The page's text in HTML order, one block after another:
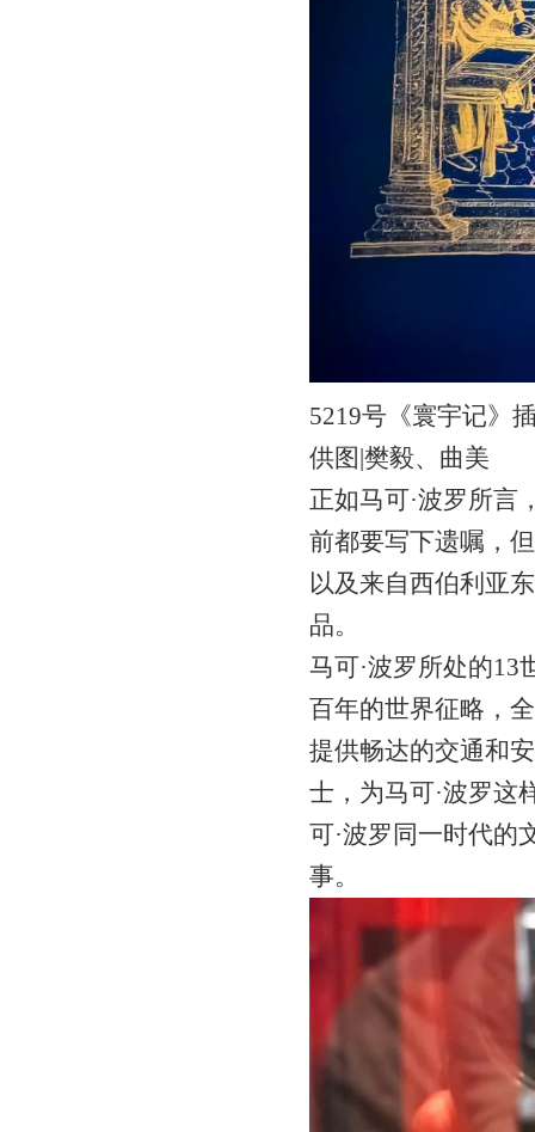
5219号《寰宇记》
供图|樊毅、曲美
正如马可·波罗所言
前都要写下遗嘱，
以及来自西伯利亚
品。
马可·波罗所处的
百年的世界征略，
提供畅达的交通和
士，为马可·波罗这
可·波罗同一时代的
事。